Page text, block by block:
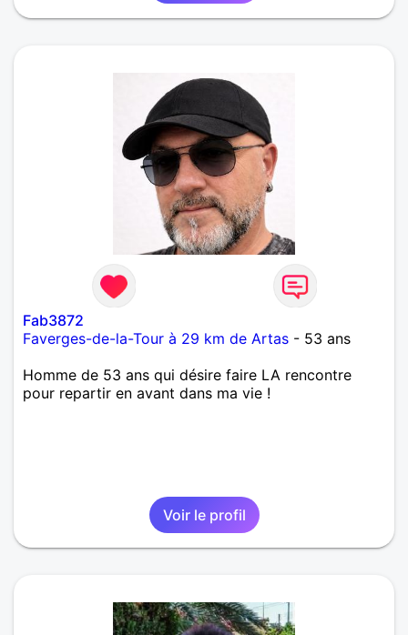
Fab3872
Faverges-de-la-Tour à 29 km de Artas - 53 ans
Homme de 53 ans qui désire faire LA rencontre
pour repartir en avant dans ma vie !
Voir le profil